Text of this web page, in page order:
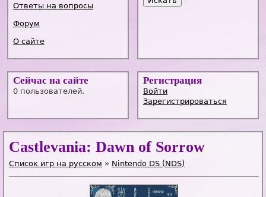
Ответы на вопросы
Форум
О сайте
Сейчас на сайте
0 пользователей.
Регистрация
Войти
Зарегистрироваться
Castlevania: Dawn of Sorrow
Список игр на русском » Nintendo DS (NDS)